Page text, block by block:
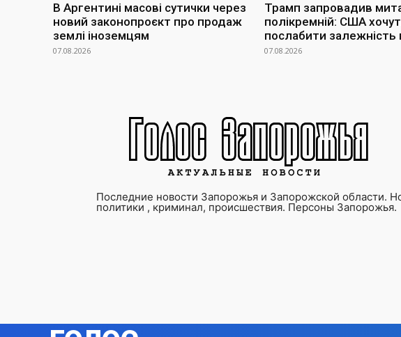
В Аргентині масові сутички через
новий законопроєкт про продаж
землі іноземцям
07.08.2026
Трамп запровадив
полікремній: США
послабити залежність
07.08.2026
Последние новости Запорожья и Запорожской области.
политики , криминал, происшествия. Персоны Запорожья.